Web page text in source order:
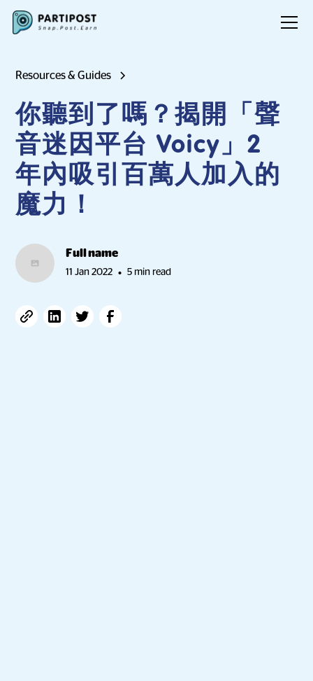
Resources & Guides
你聽到了嗎？揭開「聲
音迷因平台 Voicy」2
年內吸引百萬人加入的
魔力！
Full name
11 Jan 2022 • 5 min read